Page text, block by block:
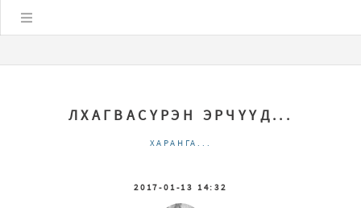
ЛХАГВАСҮРЭН ЭРЧҮҮД...
ХАРАНГА...
2017-01-13 14:32